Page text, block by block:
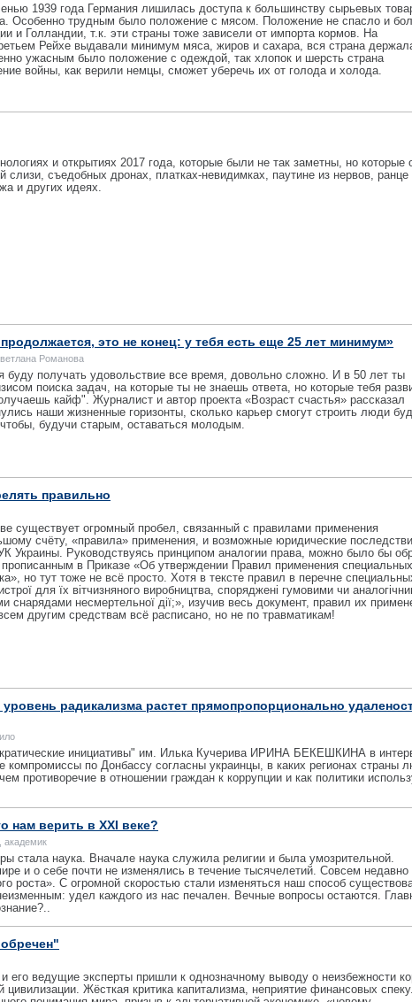
1939 года Германия лишилась доступа к большинству сырьевых
Особенно трудным было положение с мясом. Положение не спасло и
и Голландии, т.к. эти страны тоже зависели от импорта кормов. На
Рейхе выдавали минимум мяса, жиров и сахара, вся страна
ужасным было положение с одеждой, так хлопок и шерсть страна
войны, как верили немцы, сможет уберечь их от голода и холода.
и открытиях 2017 года, которые были не так заметны, но которые
слизи, съедобных дронах, платках-невидимках, паутине из нервов,
и других идеях.
это не конец: у тебя есть еще 25 лет минимум»
Романова
буду получать удовольствие все время, довольно сложно. И в 50 лет ты
поиска задач, на которые ты не знаешь ответа, но которые тебя
кайф". Журналист и автор проекта «Возраст счастья» рассказал
наши жизненные горизонты, сколько карьер смогут строить люди
будучи старым, оставаться молодым.
правильно
существует огромный пробел, связанный с правилами применения
счёту, «правила» применения, и возможные юридические
Украины. Руководствуясь принципом аналогии права, можно было бы
в Приказе «Об утверждении Правил применения
но тут тоже не всё просто. Хотя в тексте правил в перечне
для їх вітчизняного виробництва, споряджені гумовими чи
снарядами несмертельної дії;», изучив весь документ, правил их
другим средствам всё расписано, но не по травматикам!
радикализма растет прямопропорционально
инициативы" им. Илька Кучерива ИРИНА БЕКЕШКИНА в
компромиссы по Донбассу согласны украинцы, в каких регионах страны
противоречие в отношении граждан к коррупции и как политики
нам верить в XXI веке?
академик
стала наука. Вначале наука служила религии и была умозрительной.
и о себе почти не изменялись в течение тысячелетий. Совсем недавно
роста». С огромной скоростью стали изменяться наш способ
удел каждого из нас печален. Вечные вопросы остаются.
его ведущие эксперты пришли к однозначному выводу о неизбежности
Жёсткая критика капитализма, неприятие финансовых